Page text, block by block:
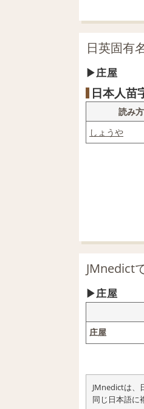
日英固有
庄屋
日本人苗
読み方
しょうや
JMnedict
庄屋
庄屋
JMnedictは、
同じ日本語に